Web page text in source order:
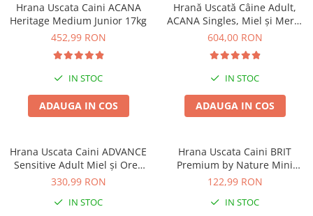
Hrana Uscata Caini ACANA
Heritage Medium Junior 17kg
452,99 RON
IN STOC
ADAUGA IN COS
Hrană Uscată Câine Adult,
ACANA Singles, Miel și Mere,
17kg
604,00 RON
IN STOC
ADAUGA IN COS
Hrana Uscata Caini ADVANCE
Sensitive Adult Miel și Orez
12kg
330,99 RON
IN STOC
Hrana Uscata Caini BRIT
Premium by Nature Mini
Adult 8kg
122,99 RON
IN STOC